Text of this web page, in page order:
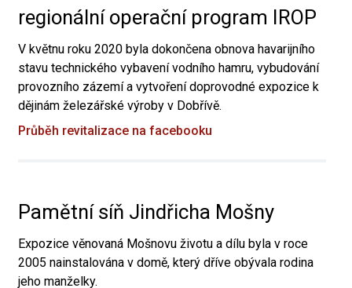
regionální operační program IROP
V květnu roku 2020 byla dokončena obnova havarijního
stavu technického vybavení vodního hamru, vybudování
provozního zázemí a vytvoření doprovodné expozice k
dějinám železářské výroby v Dobřívě.
Průběh revitalizace na facebooku
Pamětní síň Jindřicha Mošny
Expozice věnovaná Mošnovu životu a dílu byla v roce
2005 nainstalována v domě, který dříve obývala rodina
jeho manželky.